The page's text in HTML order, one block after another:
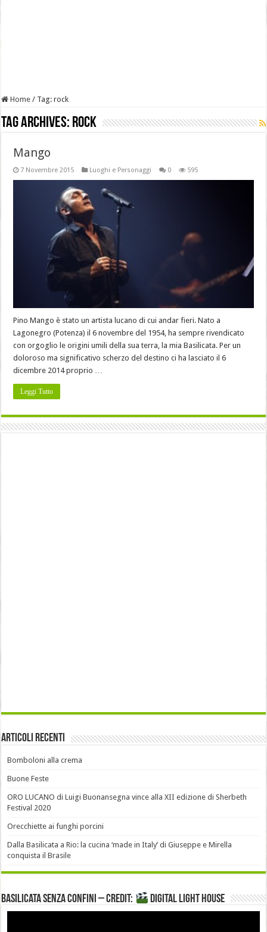
Home / Tag:rock
Tag Archives: rock
Mango
7 Novembre 2015 Luoghi e Personaggi 0 595
Pino Mango è stato un artista lucano di cui andar fieri. Nato a
Lagonegro (Potenza) il 6 novembre del 1954, ha sempre rivendicato
con orgoglio le origini umili della sua terra, la mia Basilicata. Per un
doloroso ma significativo scherzo del destino ci ha lasciato il 6
dicembre 2014 proprio …
Leggi Tutto
Articoli recenti
Bomboloni alla crema
Buone Feste
ORO LUCANO di Luigi Buonansegna vince alla XII edizione di Sherbeth
Festival 2020
Orecchiette ai funghi porcini
Dalla Basilicata a Rio: la cucina ‘made in Italy’ di Giuseppe e Mirella
conquista il Brasile
Basilicata senza confini – Credit: DIGITAL LIGHT HOUSE